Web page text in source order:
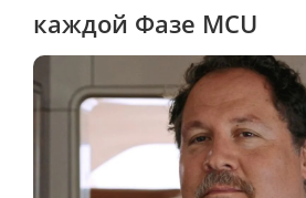
каждой Фазе MCU